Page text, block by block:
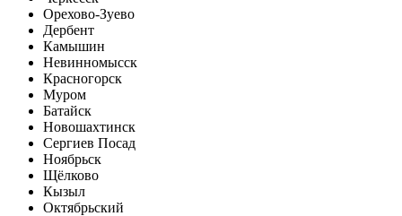
Орехово-Зуево
Дербент
Камышин
Невинномысск
Красногорск
Муром
Батайск
Новошахтинск
Сергиев Посад
Ноябрьск
Щёлково
Кызыл
Октябрьский